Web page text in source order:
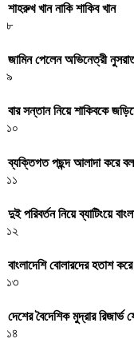
শাহরুখ খান নাকি শাকিব খান
৮
জামিন পেলেন অভিনেত্রী
৯
বার সন্তান নিয়ে শাকিবকে
১০
ব্যক্তিগত পছন্দ আলাদা করে
১১
দুই পরিবর্তন নিয়ে ব্যাটিংয়ে
১২
বাংলাদেশি বোলারদের হতাশ
১৩
দেশের বৈদেশিক মুদ্রার
১৪